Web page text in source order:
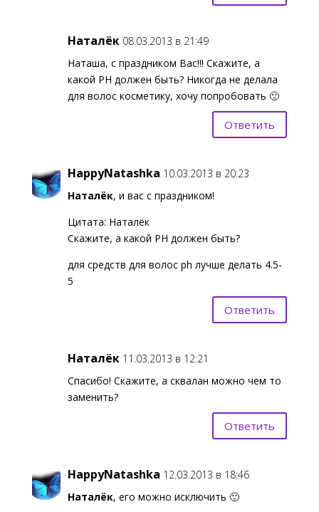
Наталёк 08.03.2013 в 21:49
Наташа, с праздником Вас!!! Скажите, а
какой PH должен быть? Никогда не делала
для волос косметику, хочу попробовать 🙂
Ответить
HappyNatashka 10.03.2013 в 20:23
Наталёк, и вас с праздником!
Цитата: Наталёк
Скажите, а какой PH должен быть?
для средств для волос ph лучше делать 4.5-
5
Ответить
Наталёк 11.03.2013 в 12:21
Спасибо! Скажите, а сквалан можно чем то
заменить?
Ответить
HappyNatashka 12.03.2013 в 18:46
Наталёк, его можно исключить 🙂